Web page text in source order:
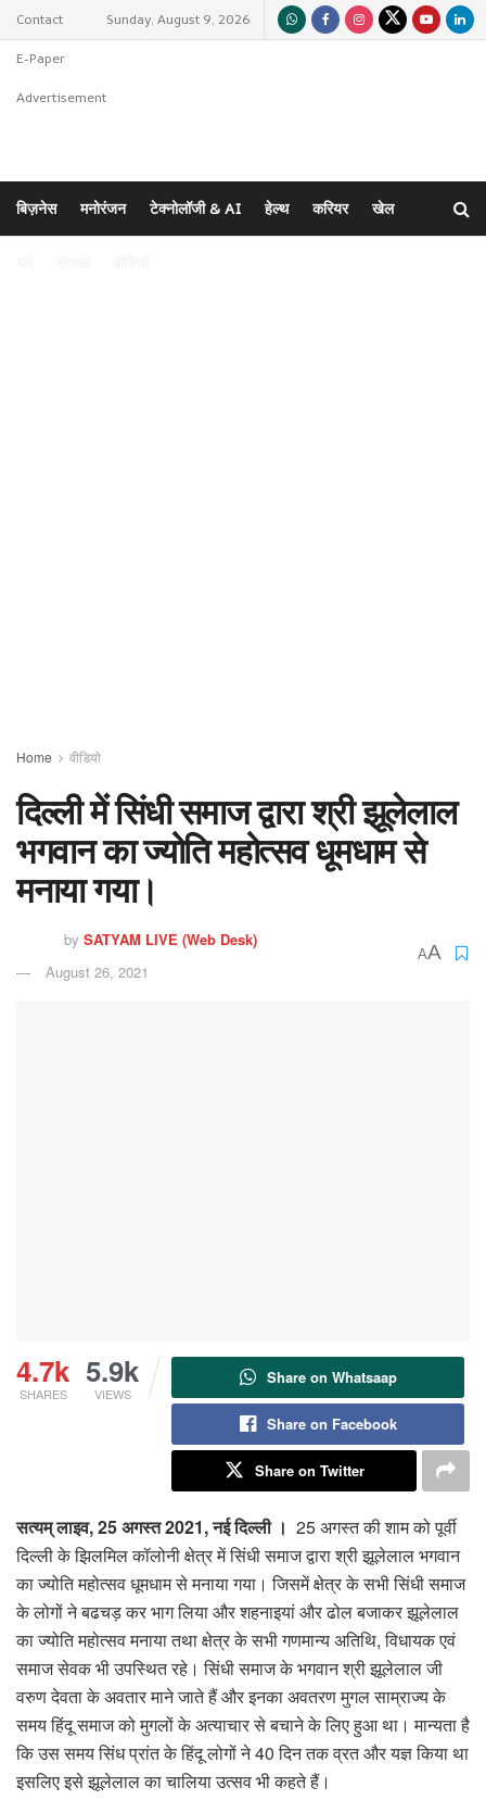
Contact
E-Paper
Advertisement
Sunday, August 9, 2026
बिज़नेस मनोरंजन टेक्नोलॉजी & AI हेल्थ करियर खेल
Home वीडियो
दिल्ली में सिंधी समाज द्वारा श्री झूलेलाल
भगवान का ज्योति महोत्सव धूमधाम से
मनाया गया।
by SATYAM LIVE (Web Desk)
August 26, 2021
AA
4.7k
SHARES
5.9k
VIEWS
Share on Whatsaap
Share on Facebook
Share on Twitter
सत्यम् लाइव, 25 अगस्त 2021, नई दिल्ली । 25 अगस्त की शाम को पूर्वी
दिल्ली के झिलमिल कॉलोनी क्षेत्र में सिंधी समाज द्वारा श्री झूलेलाल भगवान
का ज्योति महोत्सव धूमधाम से मनाया गया। जिसमें क्षेत्र के सभी सिंधी समाज
के लोगों ने बढचड़ कर भाग लिया और शहनाइयां और ढोल बजाकर झूलेलाल
का ज्योति महोत्सव मनाया तथा क्षेत्र के सभी गणमान्य अतिथि, विधायक एवं
समाज सेवक भी उपस्थित रहे। सिंधी समाज के भगवान श्री झूलेलाल जी
वरुण देवता के अवतार माने जाते हैं और इनका अवतरण मुगल साम्राज्य के
समय हिंदू समाज को मुगलों के अत्याचार से बचाने के लिए हुआ था। मान्यता है
कि उस समय सिंध प्रांत के हिंदू लोगों ने 40 दिन तक व्रत और यज्ञ किया था
इसलिए इसे झूलेलाल का चालिया उत्सव भी कहते हैं।